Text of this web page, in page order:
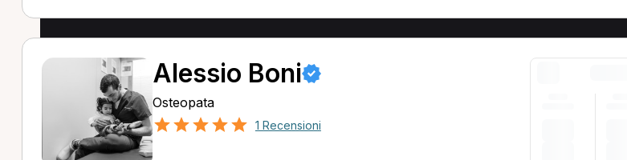
Alessio Boni
Osteopata
1 Recensioni